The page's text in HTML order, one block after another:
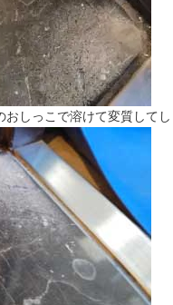
しっこで溶けて変質してし